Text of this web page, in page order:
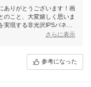
ありがとうございます！画
のこと、大変嬉しく思いま
現する非光沢IPSパネル
で、これからも快適にご
さらに表示
参考になった